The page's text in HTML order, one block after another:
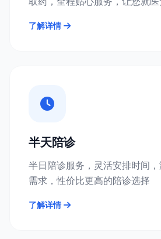
了解详情
半天陪诊
半日陪诊服务，灵活安排时间
需求，性价比更高的陪诊选择
了解详情